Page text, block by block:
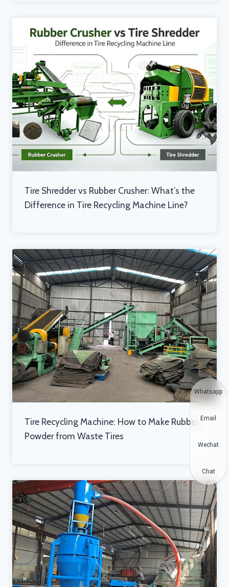
Tire Shredder vs Rubber Crusher: What’s the
Difference in Tire Recycling Machine Line?
Tire Recycling Machine: How to Make Rubber
Powder from Waste Tires
Whatsapp
Email
Wechat
Chat